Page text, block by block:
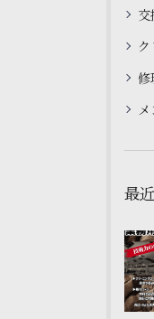
交
修
最